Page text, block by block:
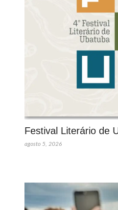
Festival Literário de
agosto 5, 2026